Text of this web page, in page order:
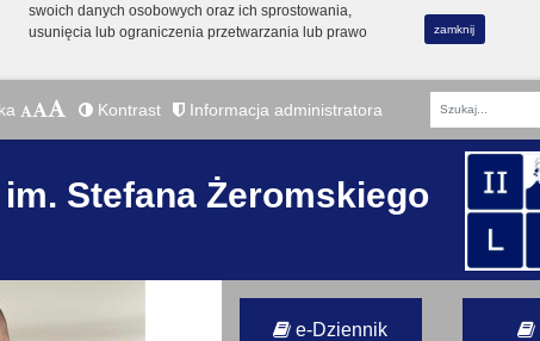
swoich danych osobowych oraz ich sprostowania,
usunięcia lub ograniczenia przetwarzania lub prawo
zamknij
Kontrast Informacja administratora
Fraza
Stefana Żeromskiego
e-Dziennik